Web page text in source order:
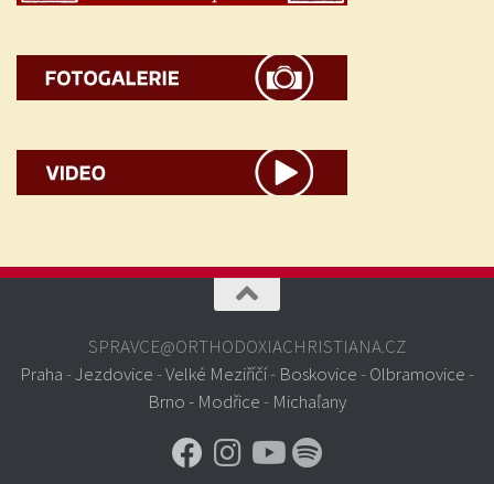
SPRAVCE@ORTHODOXIACHRISTIANA.CZ
Praha-Jezdovice-Velké Meziříčí- Boskovice-Olbramovice-
Brno - Modřice- Michaľany